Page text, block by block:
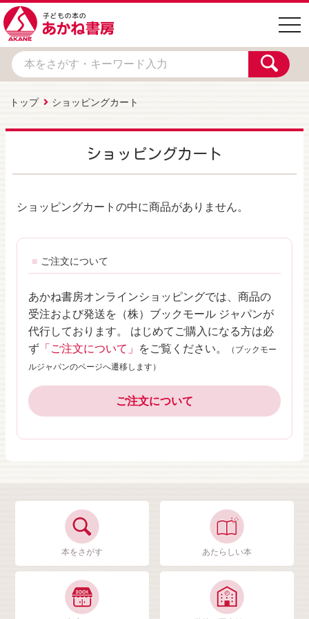
トップ ショッピングカート
ショッピングカート
ショッピングカートの中に商品がありません。
ご注文について
あかね書房オンラインショッピングでは、商品の
受注および発送を（株）ブックモール ジャパンが
代行しております。 はじめてご購入になる方は必
ず 「ご注文について」 をご覧ください。
（ブックモー
ルジャパンのページへ遷移します）
ご注文について
本をさがす あたらしい本